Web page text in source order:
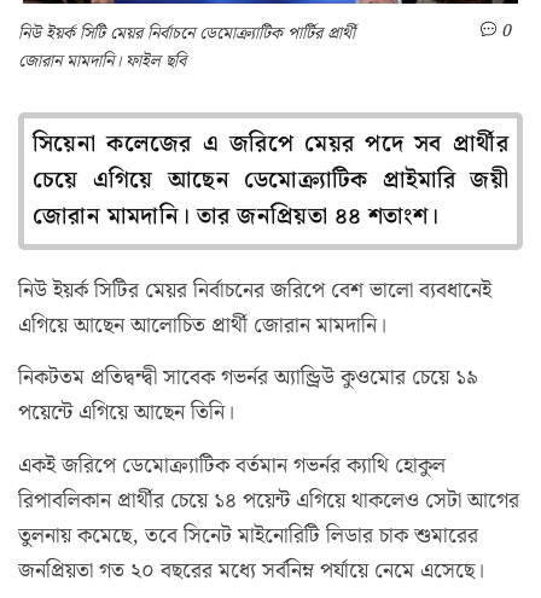
নিউ ইয়র্ক সিটি মেয়র নির্বাচনে ডেমোক্র্যাটিক পার্টির প্রার্থী
জোরান মামদানি। ফাইল ছবি
0
সিয়েনা কলেজের এ জরিপে মেয়র পদে সব প্রার্থীর
চেয়ে এগিয়ে আছেন ডেমোক্র্যাটিক প্রাইমারি জয়ী
জোরান মামদানি। তার জনপ্রিয়তা ৪৪ শতাংশ।
নিউ ইয়র্ক সিটির মেয়র নির্বাচনের জরিপে বেশ ভালো ব্যবধানেই
এগিয়ে আছেন আলোচিত প্রার্থী জোরান মামদানি।
নিকটতম প্রতিদ্বন্দ্বী সাবেক গভর্নর অ্যান্ড্রিউ কুওমোর চেয়ে ১৯
পয়েন্টে এগিয়ে আছেন তিনি।
একই জরিপে ডেমোক্র্যাটিক বর্তমান গভর্নর ক্যাথি হোকুল
রিপাবলিকান প্রার্থীর চেয়ে ১৪ পয়েন্ট এগিয়ে থাকলেও সেটা আগের
তুলনায় কমেছে, তবে সিনেট মাইনোরিটি লিডার চাক শুমারের
জনপ্রিয়তা গত ২০ বছরের মধ্যে সর্বনিম্ন পর্যায়ে নেমে এসেছে।